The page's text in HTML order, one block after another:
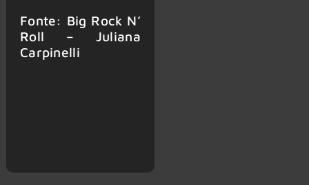
Fonte: Big Rock N’
Roll – Juliana
Carpinelli